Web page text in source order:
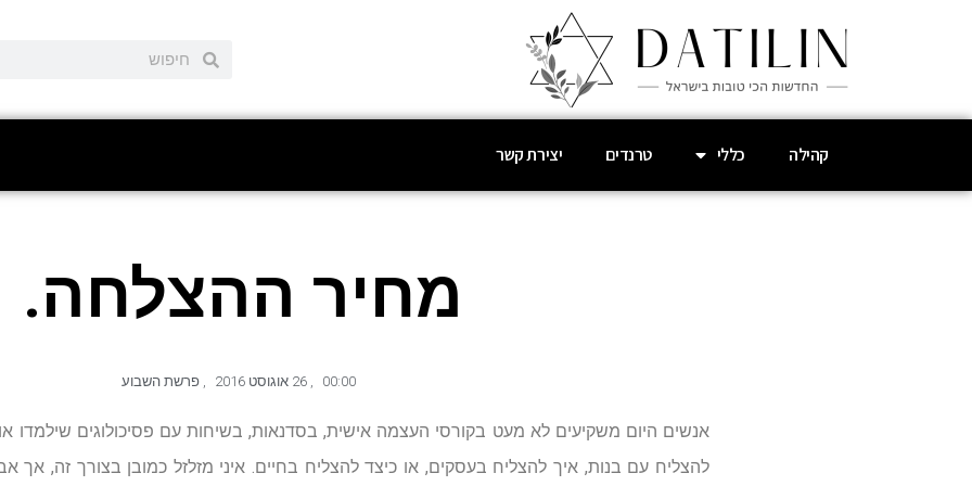
קהילה כללי טרנדים יצירת קשר
מחיר ההצלחה.
00:00
,
, פרשת השבוע
אנשים היום משקיעים לא מעט בקורסי העצמה אישית, בסדנאות, בשיחות עם פסיכולוגים שילמדו
להצליח עם בנות, איך להצליח בעסקים, או כיצד להצליח בחיים. איני מזלזל כמובן בצורך זה,